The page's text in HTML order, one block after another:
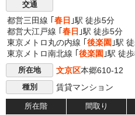
交通
都営三田線 ｢ 春日 ｣駅 徒歩5分
都営大江戸線 ｢ 春日 ｣駅 徒歩5分
東京メトロ丸の内線 ｢ 後楽園 ｣駅
東京メトロ南北線 ｢ 後楽園 ｣駅 徒
所在地 文京区本郷610-12
種別 賃貸マンション
所在階 間取り